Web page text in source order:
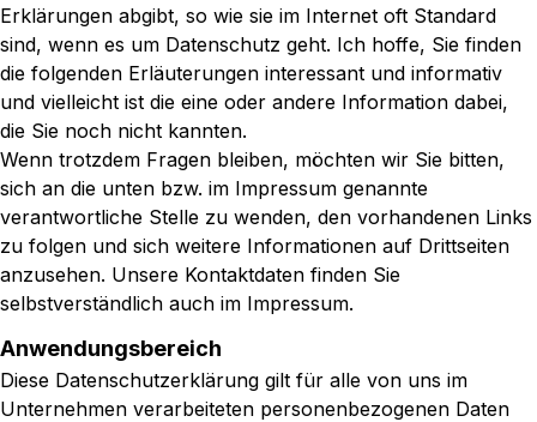
Erklärungen abgibt, so wie sie im Internet oft Standard
sind, wenn es um Datenschutz geht. Ich hoffe, Sie finden
die folgenden Erläuterungen interessant und informativ
und vielleicht ist die eine oder andere Information dabei,
die Sie noch nicht kannten.
Wenn trotzdem Fragen bleiben, möchten wir Sie bitten,
sich an die unten bzw. im Impressum genannte
verantwortliche Stelle zu wenden, den vorhandenen Links
zu folgen und sich weitere Informationen auf Drittseiten
anzusehen. Unsere Kontaktdaten finden Sie
selbstverständlich auch im Impressum.
Anwendungsbereich
Diese Datenschutzerklärung gilt für alle von uns im
Unternehmen verarbeiteten personenbezogenen Daten